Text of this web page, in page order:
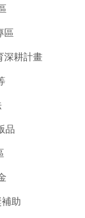
區
深耕計畫
品
助